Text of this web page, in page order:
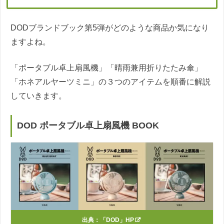
DODブランドブック第5弾がどのような商品か気になり
ますよね。
「ポータブル卓上扇風機」「晴雨兼用折りたたみ傘」
「ホネアルヤーツミニ」の３つのアイテムを順番に解説
していきます。
DOD ポータブル卓上扇風機 BOOK
出典： 「DOD」HP